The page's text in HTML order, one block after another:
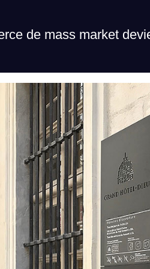
de mass market
de mass market